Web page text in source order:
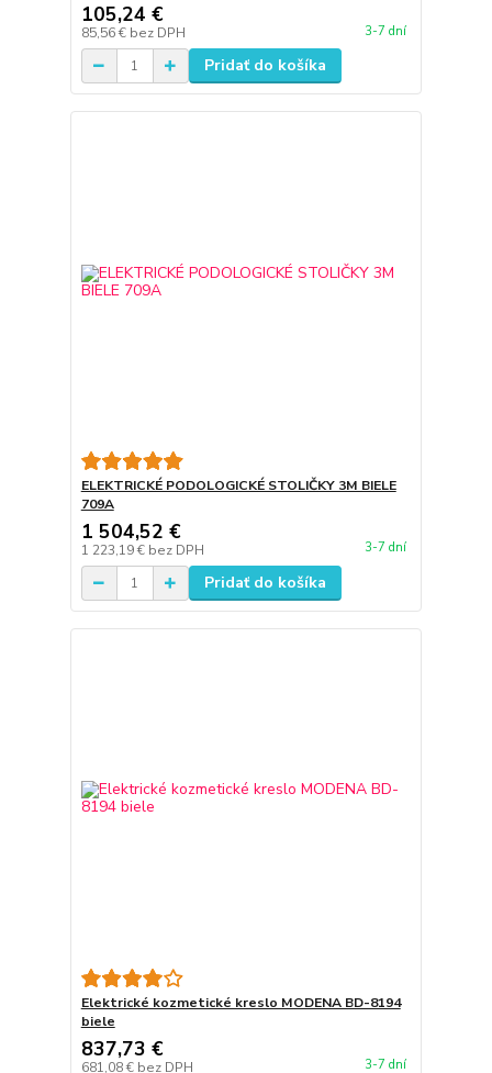
105,24 €
85,56 € bez DPH 3-7 dní
Pridať do košíka
ELEKTRICKÉ PODOLOGICKÉ STOLIČKY 3M BIELE
709A
1 504,52 €
1 223,19 € bez DPH 3-7 dní
Pridať do košíka
Elektrické kozmetické kreslo MODENA BD-8194
biele
837,73 €
681,08 € bez DPH 3-7 dní